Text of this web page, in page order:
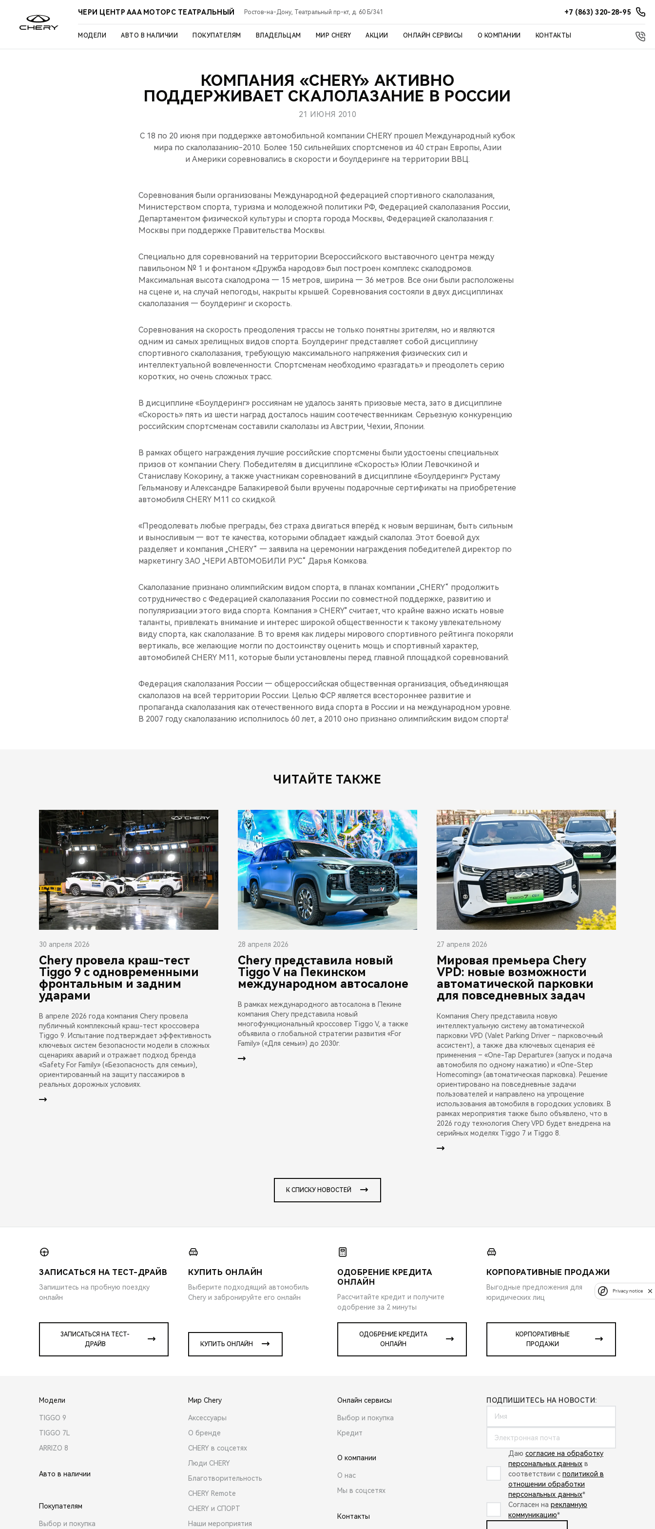
ЧЕРИ ЦЕНТР ААА МОТОРС ТЕАТРАЛЬНЫЙ Ростов-на-Дону, Театральный пр-кт, д. 60 Б/341 +7 (863) 320-28-95
МОДЕЛИ АВТО В НАЛИЧИИ ПОКУПАТЕЛЯМ ВЛАДЕЛЬЦАМ МИР CHERY АКЦИИ ОНЛАЙН СЕРВИСЫ О КОМПАНИИ КОНТАКТЫ
КОМПАНИЯ «CHERY» АКТИВНО
ПОДДЕРЖИВАЕТ СКАЛОЛАЗАНИЕ В РОССИИ
21 ИЮНЯ 2010
С 18 по 20 июня при поддержке автомобильной компании CHERY прошел Международный кубок
мира по скалолазанию-2010. Более 150 сильнейших спортсменов из 40 стран Европы, Азии
и Америки соревновались в скорости и боулдеринге на территории ВВЦ.
Соревнования были организованы Международной федерацией спортивного скалолазания,
Министерством спорта, туризма и молодежной политики РФ, Федерацией скалолазания России,
Департаментом физической культуры и спорта города Москвы, Федерацией скалолазания г.
Москвы при поддержке Правительства Москвы.
Специально для соревнований на территории Всероссийского выставочного центра между
павильоном № 1 и фонтаном «Дружба народов» был построен комплекс скалодромов.
Максимальная высота скалодрома — 15 метров, ширина — 36 метров. Все они были расположены
на сцене и, на случай непогоды, накрыты крышей. Соревнования состояли в двух дисциплинах
скалолазания — боулдеринг и скорость.
Соревнования на скорость преодоления трассы не только понятны зрителям, но и являются
одним из самых зрелищных видов спорта. Боулдеринг представляет собой дисциплину
спортивного скалолазания, требующую максимального напряжения физических сил и
интеллектуальной вовлеченности. Спортсменам необходимо «разгадать» и преодолеть серию
коротких, но очень сложных трасс.
В дисциплине «Боулдеринг» россиянам не удалось занять призовые места, зато в дисциплине
«Скорость» пять из шести наград досталось нашим соотечественникам. Серьезную конкуренцию
российским спортсменам составили скалолазы из Австрии, Чехии, Японии.
В рамках общего награждения лучшие российские спортсмены были удостоены специальных
призов от компании Chery. Победителям в дисциплине «Скорость» Юлии Левочкиной и
Станиславу Кокорину, а также участникам соревнований в дисциплине «Боулдеринг» Рустаму
Гельманову и Александре Балакиревой были вручены подарочные сертификаты на приобретение
автомобиля CHERY М11 со скидкой.
«Преодолевать любые преграды, без страха двигаться вперёд к новым вершинам, быть сильным
и выносливым — вот те качества, которыми обладает каждый скалолаз. Этот боевой дух
разделяет и компания „CHERY“ — заявила на церемонии награждения победителей директор по
маркетингу ЗАО „ЧЕРИ АВТОМОБИЛИ РУС“ Дарья Комкова.
Скалолазание признано олимпийским видом спорта, в планах компании „CHERY“ продолжить
сотрудничество с Федерацией скалолазания России по совместной поддержке, развитию и
популяризации этого вида спорта. Компания » CHERY" считает, что крайне важно искать новые
таланты, привлекать внимание и интерес широкой общественности к такому увлекательному
виду спорта, как скалолазание. В то время как лидеры мирового спортивного рейтинга покоряли
вертикаль, все желающие могли по достоинству оценить мощь и спортивный характер,
автомобилей CHERY М11, которые были установлены перед главной площадкой соревнований.
Федерация скалолазания России — общероссийская общественная организация, объединяющая
скалолазов на всей территории России. Целью ФСР является всестороннее развитие и
пропаганда скалолазания как отечественного вида спорта в России и на международном уровне.
В 2007 году скалолазанию исполнилось 60 лет, а 2010 оно признано олимпийским видом спорта!
ЧИТАЙТЕ ТАКЖЕ
30 апреля 2026
Chery провела краш-тест
Tiggo 9 с одновременными
фронтальным и задним
ударами
В апреле 2026 года компания Chery провела
публичный комплексный краш-тест кроссовера
Tiggo 9. Испытание подтверждает эффективность
ключевых систем безопасности модели в сложных
сценариях аварий и отражает подход бренда
«Safety For Family» («Безопасность для семьи»),
ориентированный на защиту пассажиров в
реальных дорожных условиях.
28 апреля 2026
Chery представила новый
Tiggo V на Пекинском
международном автосалоне
В рамках международного автосалона в Пекине
компания Chery представила новый
многофункциональный кроссовер Tiggo V, а также
объявила о глобальной стратегии развития «For
Family» («Для семьи») до 2030г.
27 апреля 2026
Мировая премьера Chery
VPD: новые возможности
автоматической парковки
для повседневных задач
Компания Chery представила новую
интеллектуальную систему автоматической
парковки VPD (Valet Parking Driver – парковочный
ассистент), а также два ключевых сценария её
применения – «One-Tap Departure» (запуск и подача
автомобиля по одному нажатию) и «One-Step
Homecoming» (автоматическая парковка). Решение
ориентировано на повседневные задачи
пользователей и направлено на упрощение
использования автомобиля в городских условиях. В
рамках мероприятия также было объявлено, что в
2026 году технология Chery VPD будет внедрена на
серийных моделях Tiggo 7 и Tiggo 8.
К СПИСКУ НОВОСТЕЙ
ЗАПИСАТЬСЯ НА ТЕСТ-ДРАЙВ
Запишитесь на пробную поездку
онлайн
ЗАПИСАТЬСЯ НА ТЕСТ-
ДРАЙВ
КУПИТЬ ОНЛАЙН
Выберите подходящий автомобиль
Chery и забронируйте его онлайн
КУПИТЬ ОНЛАЙН
ОДОБРЕНИЕ КРЕДИТА
ОНЛАЙН
Рассчитайте кредит и получите
одобрение за 2 минуты
ОДОБРЕНИЕ КРЕДИТА
ОНЛАЙН
КОРПОРАТИВНЫЕ ПРОДАЖИ
Выгодные предложения для
юридических лиц
КОРПОРАТИВНЫЕ
ПРОДАЖИ
Модели
TIGGO 9
TIGGO 7L
ARRIZO 8
Авто в наличии
Покупателям
Выбор и покупка
Мир Chery
Аксессуары
О бренде
CHERY в соцсетях
Люди CHERY
Благотворительность
CHERY Remote
CHERY и СПОРТ
Наши мероприятия
Онлайн сервисы
Выбор и покупка
Кредит
О компании
О нас
Мы в соцсетях
Контакты
ПОДПИШИТЕСЬ НА НОВОСТИ:
Даю согласие на обработку
персональных данных в
соответствии с политикой в
отношении обработки
персональных данных*
Согласен на рекламную
коммуникацию*
Privacy notice